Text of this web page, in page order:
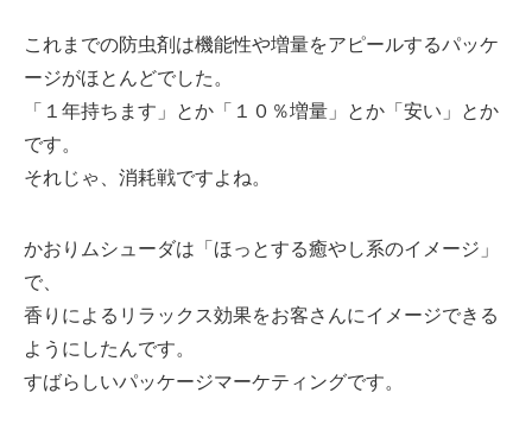
これまでの防虫剤は機能性や増量をアピールするパッケ
ージがほとんどでした。
「１年持ちます」とか「１０％増量」とか「安い」とか
です。
それじゃ、消耗戦ですよね。
かおりムシューダは「ほっとする癒やし系のイメージ」
で、
香りによるリラックス効果をお客さんにイメージできる
ようにしたんです。
すばらしいパッケージマーケティングです。